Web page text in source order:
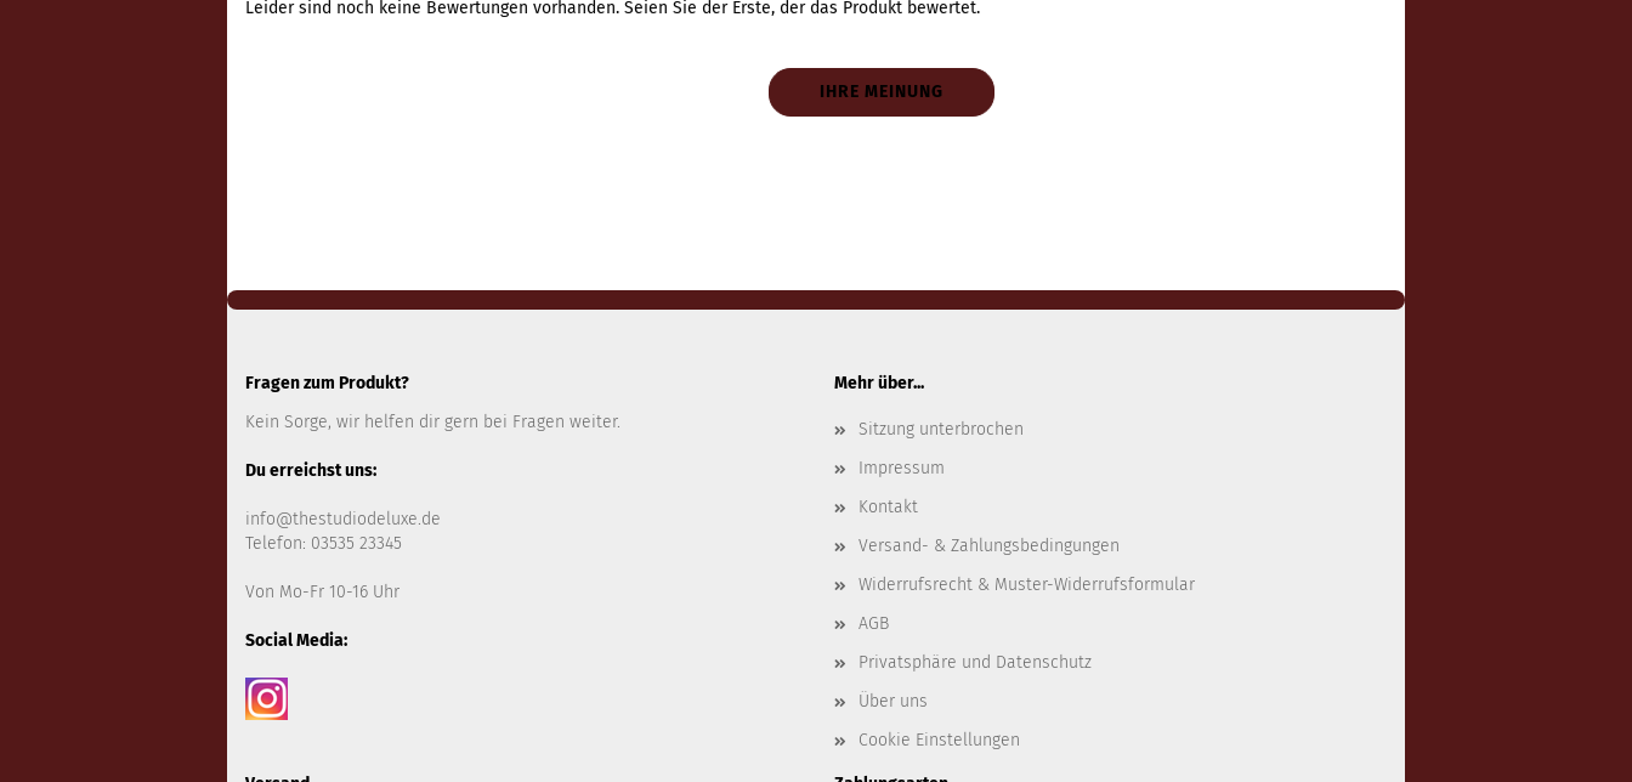
Leider sind noch keine Bewertungen vorhanden. Seien Sie der Erste, der das Produkt bewertet.
IHRE MEINUNG
Fragen zum Produkt?
Kein Sorge, wir helfen dir gern bei Fragen weiter.
Du erreichst uns:
info@thestudiodeluxe.de
Telefon: 03535 23345
Von Mo-Fr 10-16 Uhr
Social Media:
Mehr über...
Sitzung unterbrochen
Impressum
Kontakt
Versand- & Zahlungsbedingungen
Widerrufsrecht & Muster-Widerrufsformular
AGB
Privatsphäre und Datenschutz
Über uns
Cookie Einstellungen